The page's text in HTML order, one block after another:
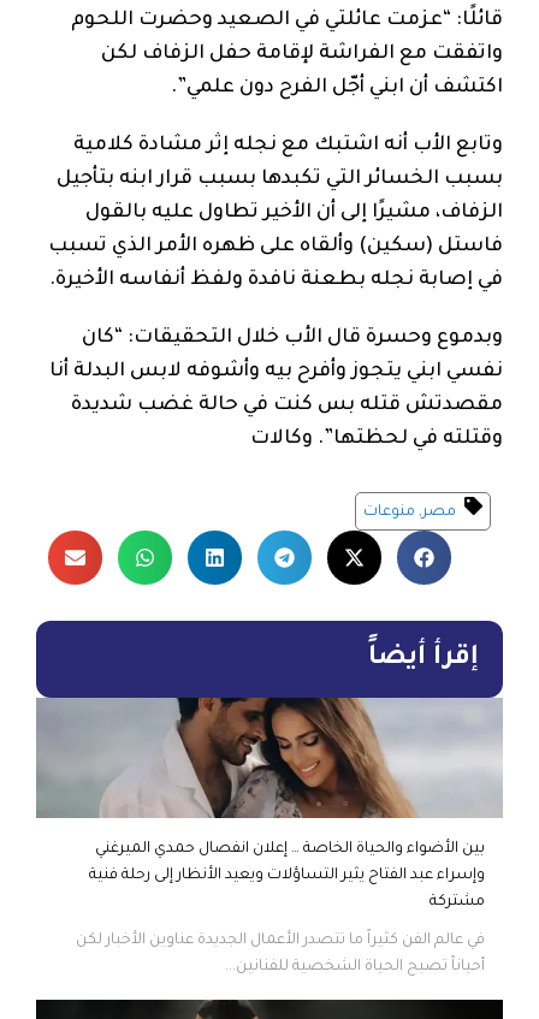
قائلًا: “عزمت عائلتي في الصعيد وحضرت اللحوم
واتفقت مع الفراشة لإقامة حفل الزفاف لكن
اكتشف أن ابني أجّل الفرح دون علمي”.
وتابع الأب أنه اشتبك مع نجله إثر مشادة كلامية
بسبب الخسائر التي تكبدها بسبب قرار ابنه بتأجيل
الزفاف، مشيرًا إلى أن الأخير تطاول عليه بالقول
فاستل (سكين) وألقاه على ظهره الأمر الذي تسبب
في إصابة نجله بطعنة نافدة ولفظ أنفاسه الأخيرة.
وبدموع وحسرة قال الأب خلال التحقيقات: “كان
نفسي ابني يتجوز وأفرح بيه وأشوفه لابس البدلة أنا
مقصدتش قتله بس كنت في حالة غضب شديدة
وقتلته في لحظتها”. وكالات
مصر, منوعات
إقرأ أيضاً
بين الأضواء والحياة الخاصة … إعلان انفصال حمدي الميرغني
وإسراء عبد الفتاح يثير التساؤلات ويعيد الأنظار إلى رحلة فنية
مشتركة
في عالم الفن كثيراً ما تتصدر الأعمال الجديدة عناوين الأخبار لكن
أحياناً تصبح الحياة الشخصية للفنانين...